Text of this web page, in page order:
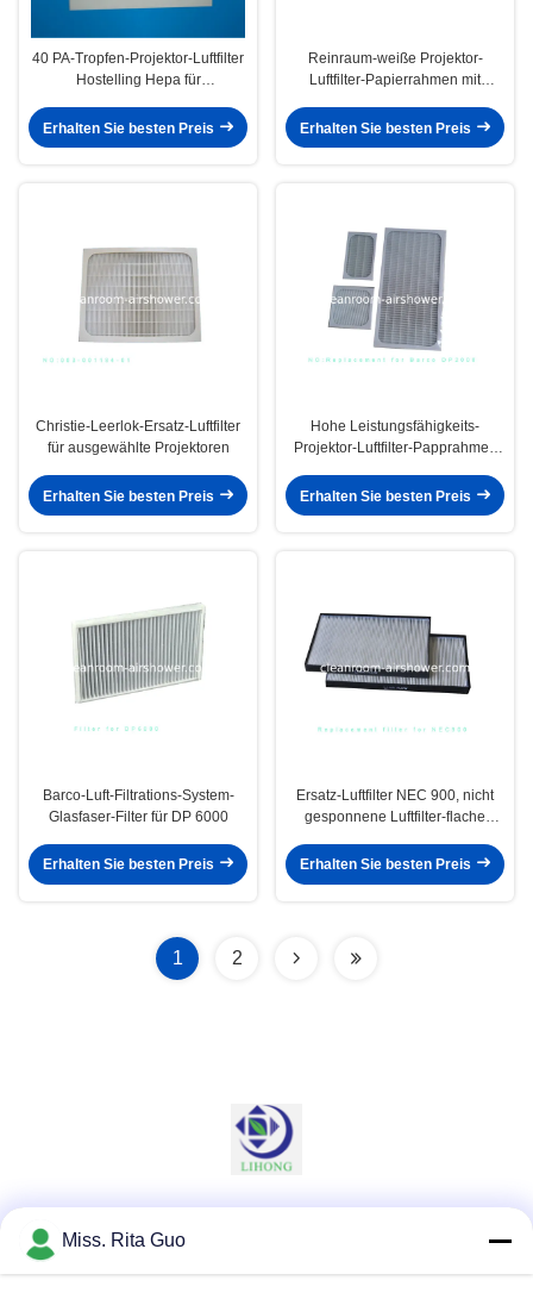
40 PA-Tropfen-Projektor-Luftfilter
Hostelling Hepa für
Erhalten Sie besten Preis
Reinraum-weiße Projektor-
Luftfilter-Papierrahmen mit
Erhalten Sie besten Preis
Christie-Leerlok-Ersatz-Luftfilter
für ausgewählte Projektoren
Erhalten Sie besten Preis
Hohe Leistungsfähigkeits-
Projektor-Luftfilter-Papprahmen
Erhalten Sie besten Preis
Barco-Luft-Filtrations-System-
Glasfaser-Filter für DP 6000
Erhalten Sie besten Preis
Ersatz-Luftfilter NEC 900, nicht
gesponnene Luftfilter-flache
Erhalten Sie besten Preis
1 2
Miss. Rita Guo